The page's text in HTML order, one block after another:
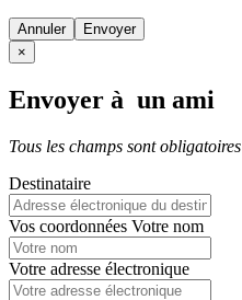
Annuler
×
Envoyer à un ami
Tous les champs sont obligatoires
Destinataire
Vos coordonnées Votre nom
Votre adresse électronique